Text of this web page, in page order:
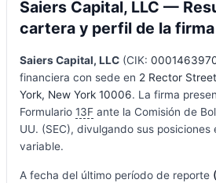
Saiers Capital, LLC —
cartera y perfil de la firma
Saiers Capital, LLC(CIK:
financiera con sede en 2 Rector
York, New York 10006. La firma
Formulario 13Fante la Comisión de
UU. (SEC), divulgando sus
variable.
A fecha del último período de reporte